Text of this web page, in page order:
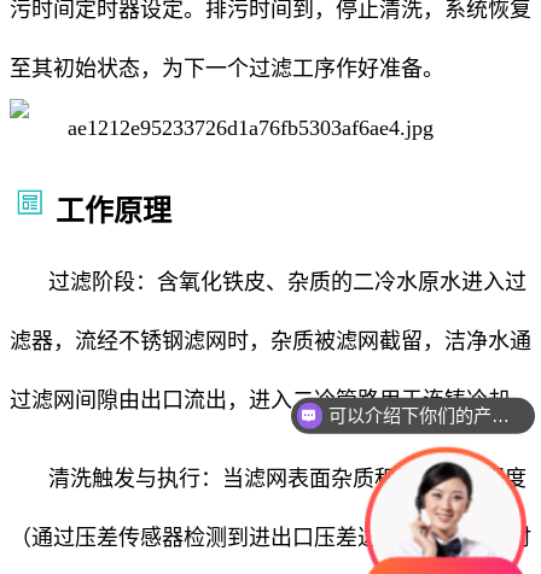
污时间定时器设定。排污时间到，停止清洗，系统恢复
至其初始状态，为下一个过滤工序作好准备。
工作原理
过滤阶段：含氧化铁皮、杂质的二冷水原水进入过
滤器，流经不锈钢滤网时，杂质被滤网截留，洁净水通
过滤网间隙由出口流出，进入二冷管路用于连铸冷却。
清洗触发与执行：当滤网表面杂质积累到一定程度
（通过压差传感器检测到进出口压差达标，或按预设时
你们是怎么收费的呢